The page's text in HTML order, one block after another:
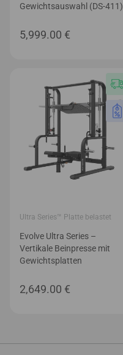
Gewichtsauswahl (DS-411)
5,999.00 €
Ultra Series™ Platte belastet
Evolve Ultra Series –
Vertikale Beinpresse mit
Gewichtsplatten
2,649.00 €